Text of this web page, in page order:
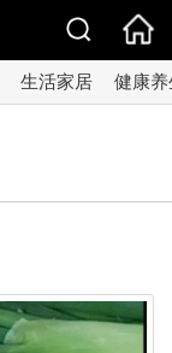
生活家居 健康养